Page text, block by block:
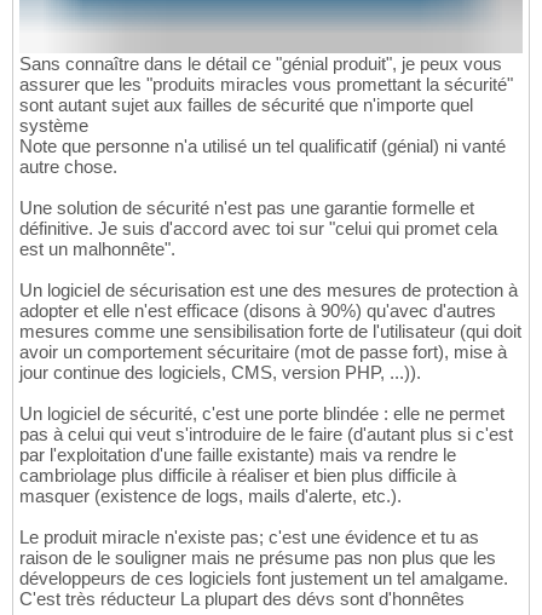
Sans connaître dans le détail ce "génial produit", je peux vous
assurer que les "produits miracles vous promettant la sécurité"
sont autant sujet aux failles de sécurité que n'importe quel
système
Note que personne n'a utilisé un tel qualificatif (génial) ni vanté
autre chose.
Une solution de sécurité n'est pas une garantie formelle et
définitive. Je suis d'accord avec toi sur "celui qui promet cela
est un malhonnête".
Un logiciel de sécurisation est une des mesures de protection à
adopter et elle n'est efficace (disons à 90%) qu'avec d'autres
mesures comme une sensibilisation forte de l'utilisateur (qui doit
avoir un comportement sécuritaire (mot de passe fort), mise à
jour continue des logiciels, CMS, version PHP, ...)).
Un logiciel de sécurité, c'est une porte blindée : elle ne permet
pas à celui qui veut s'introduire de le faire (d'autant plus si c'est
par l'exploitation d'une faille existante) mais va rendre le
cambriolage plus difficile à réaliser et bien plus difficile à
masquer (existence de logs, mails d'alerte, etc.).
Le produit miracle n'existe pas; c'est une évidence et tu as
raison de le souligner mais ne présume pas non plus que les
développeurs de ces logiciels font justement un tel amalgame.
C'est très réducteur La plupart des dévs sont d'honnêtes